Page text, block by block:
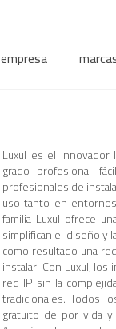
empresa
Luxul es el
grado profesional
profesionales de
uso tanto en
familia Luxul ofrece
simplifican el diseño y
como resultado una
instalar. Con Luxul,
red IP sin la
tradicionales. Todos
gratuito de por vida